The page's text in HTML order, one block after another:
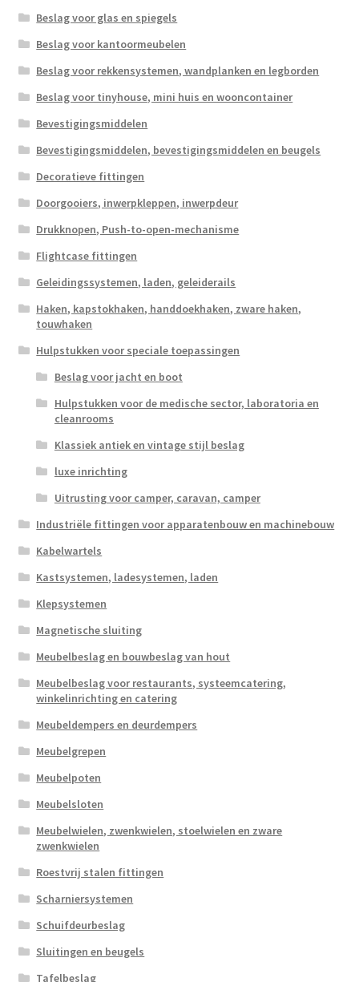
Beslag voor glas en spiegels
Beslag voor kantoormeubelen
Beslag voor rekkensystemen, wandplanken en legborden
Beslag voor tinyhouse, mini huis en wooncontainer
Bevestigingsmiddelen
Bevestigingsmiddelen, bevestigingsmiddelen en beugels
Decoratieve fittingen
Doorgooiers, inwerpkleppen, inwerpdeur
Drukknopen, Push-to-open-mechanisme
Flightcase fittingen
Geleidingssystemen, laden, geleiderails
Haken, kapstokhaken, handdoekhaken, zware haken,
touwhaken
Hulpstukken voor speciale toepassingen
Beslag voor jacht en boot
Hulpstukken voor de medische sector, laboratoria en
cleanrooms
Klassiek antiek en vintage stijl beslag
luxe inrichting
Uitrusting voor camper, caravan, camper
Industriële fittingen voor apparatenbouw en machinebouw
Kabelwartels
Kastsystemen, ladesystemen, laden
Klepsystemen
Magnetische sluiting
Meubelbeslag en bouwbeslag van hout
Meubelbeslag voor restaurants, systeemcatering,
winkelinrichting en catering
Meubeldempers en deurdempers
Meubelgrepen
Meubelpoten
Meubelsloten
Meubelwielen, zwenkwielen, stoelwielen en zware
zwenkwielen
Roestvrij stalen fittingen
Scharniersystemen
Schuifdeurbeslag
Sluitingen en beugels
Tafelbeslag